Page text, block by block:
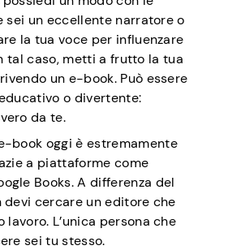
sei un eccellente narratore o
la tua voce per influenzare
tal caso, metti a frutto la tua
un e-book. Può essere
o divertente:
da te.
book oggi è estremamente
a piattaforme come
Books. A differenza del
devi cercare un editore che
lavoro. L’unica persona che
sei tu stesso.